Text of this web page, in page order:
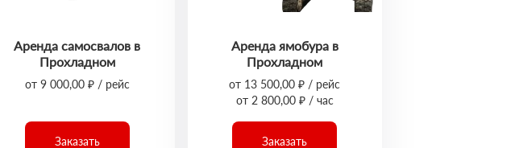
Аренда самосвалов в
Прохладном
от 9 000,00 ₽ / рейс
Заказать
Аренда ямобура в
Прохладном
от 13 500,00 ₽ / рейс
от 2 800,00 ₽ / час
Заказать